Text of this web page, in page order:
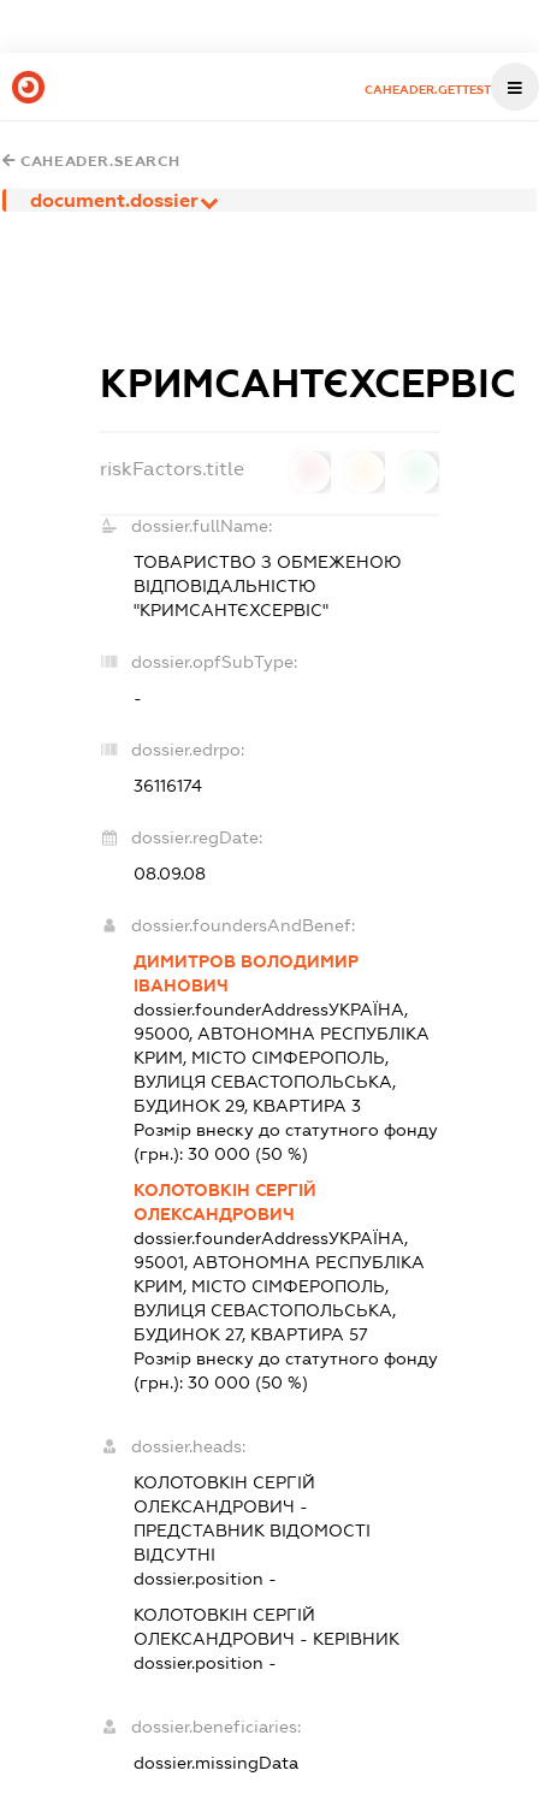
CAHEADER.GETTEST
CAHEADER.SEARCH
document.dossier
КРИМСАНТЄХСЕРВІС
riskFactors.title
dossier.fullName:
ТОВАРИСТВО З ОБМЕЖЕНОЮ
ВІДПОВІДАЛЬНІСТЮ
"КРИМСАНТЄХСЕРВІС"
dossier.opfSubType:
-
dossier.edrpo:
36116174
dossier.regDate:
08.09.08
dossier.foundersAndBenef:
ДИМИТРОВ ВОЛОДИМИР
ІВАНОВИЧ
dossier.founderAddressУКРАЇНА,
95000, АВТОНОМНА РЕСПУБЛІКА
КРИМ, МІСТО СІМФЕРОПОЛЬ,
ВУЛИЦЯ СЕВАСТОПОЛЬСЬКА,
БУДИНОК 29, КВАРТИРА 3
Розмір внеску до статутного фонду
(грн.):30 000 (50 %)
КОЛОТОВКІН СЕРГІЙ
ОЛЕКСАНДРОВИЧ
dossier.founderAddressУКРАЇНА,
95001, АВТОНОМНА РЕСПУБЛІКА
КРИМ, МІСТО СІМФЕРОПОЛЬ,
ВУЛИЦЯ СЕВАСТОПОЛЬСЬКА,
БУДИНОК 27, КВАРТИРА 57
Розмір внеску до статутного фонду
(грн.):30 000 (50 %)
dossier.heads:
КОЛОТОВКІН СЕРГІЙ
ОЛЕКСАНДРОВИЧ -
ПРЕДСТАВНИК ВІДОМОСТІ
ВІДСУТНІ
dossier.position -
КОЛОТОВКІН СЕРГІЙ
ОЛЕКСАНДРОВИЧ - КЕРІВНИК
dossier.position -
dossier.beneficiaries:
dossier.missingData